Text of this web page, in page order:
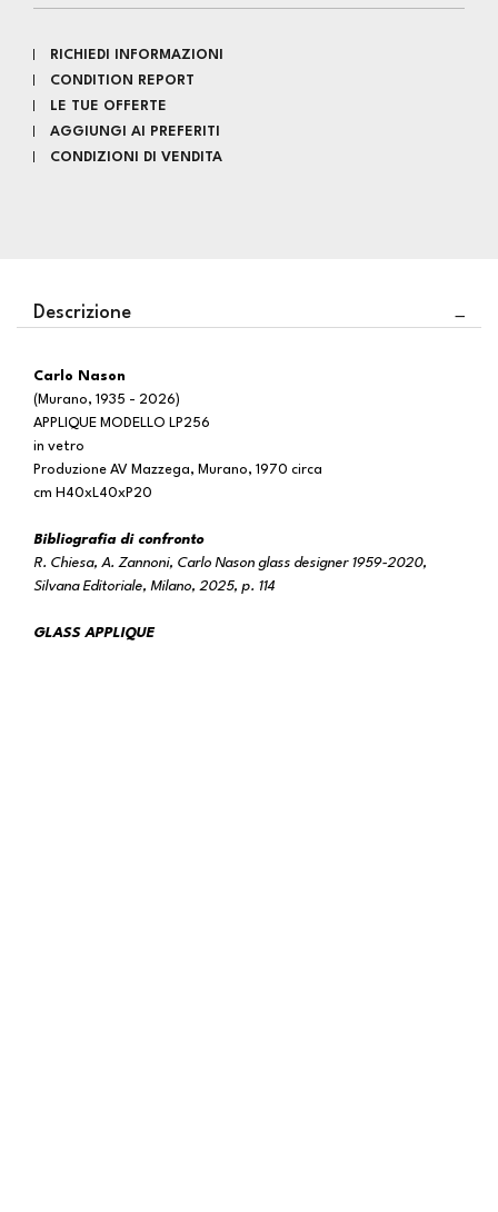
RICHIEDI INFORMAZIONI
CONDITION REPORT
LE TUE OFFERTE
AGGIUNGI AI PREFERITI
CONDIZIONI DI VENDITA
Descrizione
Carlo Nason
(Murano, 1935 - 2026)
APPLIQUE MODELLO LP256
in vetro
Produzione AV Mazzega, Murano, 1970 circa
cm H40xL40xP20
Bibliografia di confronto
R. Chiesa, A. Zannoni, Carlo Nason glass designer 1959-2020,
Silvana Editoriale, Milano, 2025, p. 114
GLASS APPLIQUE